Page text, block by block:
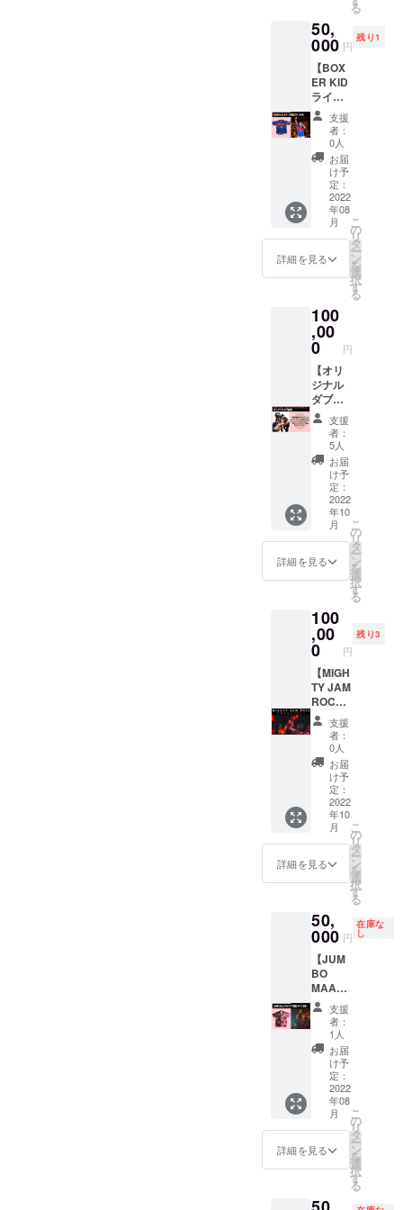
す。
ます。
・品名 :
Tシャツ
・数量 :
1 ・サ
イズ :S /
M / L /
XL /
XXL ・
素材 :
綿100%
・カ
ラー :
白 or 黒
＊デザ
変更に
なる場
す。お
届けは8
月中旬
以降と
なりま
す。
だきま
す。デ
はイラ
スト
レー
ターの
ムラサ
キ氏。
また、
KYARA
(MIGHT
Y JAM
ROCK)
による
ハイエ
ストマ
曲を使
用した
オリジ
音源
データ
をメー
ルでお
届けさ
せてい
ただき
ます。
・品名 :
フェイ
スタオ
ル＋バ
スタオ
ル＋ロ
ゴTシャ
量 :
フェイ
スタオ
バスタ
オル1枚
＋ロゴT
シャツ1
枚 ・サ
イズ :
フェイ
スタオ
34cm×
84cm、
バスタ
オル
58cm×
、Tシャ
/ L / XL /
XXL) ・
素材 :
綿100%
・カ
ラー :
フェイ
スタオ
ル(ラス
タ)＋バ
スタオ
ル(ラス
タ)＋ロ
ゴTシャ
ツ(白or
ザイン
は変更
ジナル
似顔絵
キャン
バスを
リター
ンとし
て送ら
せてい
ただき
ます。
題材と
なる画
像(写真)
データ
をお送
りいた
だいて
ます。
また、
限定ス
テッ
カーと
KYARA
(MIGHT
Y JAM
ROCK)
による
ハイエ
ストマ
ウンテ
ン出演
者の楽
曲を使
用した
オリジ
ナルMIX
をメー
ルでお
届けさ
せてい
ただき
ます。
キャン
パスサ
イズ :
244mm
×333m
m 限定
10名と
なりま
す。 ※
お届け
予定 :
2022年
る
50,
000 円
残り1
【BOX
ER KID
ライブ
衣装 (サ
イン付
き)】
50,000
BOXER
KIDが
2017年
の「ハ
イエス
トマウ
ンテ
ジで着
用した
BOXER
JUNTA
ROによ
るサッ
カーユ
ニホー
ムをハ
ンドメ
イドで
アレン
ジした1
点物の
シャツ
(パンツ
は含ま
れませ
ん)を限
定1名の
ターン
として
お届け
しま
す。ま
た、衣
装もし
くは色
紙に直
筆のサ
インを
付けさ
せてい
ただき
ます。
また、
限定ス
テッ
カーと
KYARA
Y JAM
ROCK)
による
ハイエ
ストマ
ウンテ
ン出演
者の楽
曲を使
用した
オリジ
ナルMIX
音源
データ
をメー
ルでお
届けさ
※衣装に
支援
者：
0人
お届
け予
定：
2022
年08
月
詳細を見る
こ
の
リ
タ
ー
ン
を
選
択
す
る
100
,00
0 円
【オリ
ジナル
ダブ音
源】
100,000
MIGHT
Y JAM
ROCK(
JUMBO
MAATC
H,TAKA
FIN,BO
XER
KID)の3
しく
は、ソ
ロ曲に
よる”オ
リジナ
ルダ
ブ”を1
曲制作
いたし
ます。3
人コン
ビ曲と
ソロ曲
は同額
となり
ます。
ご支援
者様の
お名前
ンドの
名前な
どを入
れて、
この世
にひと
つしか
ないダ
ブを製
作させ
て頂き
ます。
完成し
た曲を
音源
データ
で送ら
制作曲
支援
者：
5人
お届
け予
定：
2022
年10
月
詳細を見る
こ
の
リ
タ
ー
ン
を
選
択
す
る
100
,00
0 円
残り3
【MIGH
TY JAM
ROCK
出張サ
ウンド
プレ
イ】
100,000
MIGHT
Y JAM
ROCK
の
KYARA
が、あ
ト、ダ
ンス、
パー
ティー
に出張
サウン
ドプレ
イでDJ
として
参加
し、盛
り上げ
に行き
ます！
開催場
所、開
催日
欄にご
支援
者：
0人
お届
け予
定：
2022
年10
月
詳細を見る
こ
の
リ
タ
ー
ン
を
選
択
す
る
50,
000 円
在庫な
し
【JUM
BO
MAATC
H ライ
ブ衣装
(サイン
付き)】
50,000
JUMBO
MAATC
Hが昨年
2021年
の「ハ
イエス
ン」の
支援
者：
1人
お届
け予
定：
2022
年08
月
詳細を見る
こ
の
リ
タ
ー
ン
を
選
択
す
る